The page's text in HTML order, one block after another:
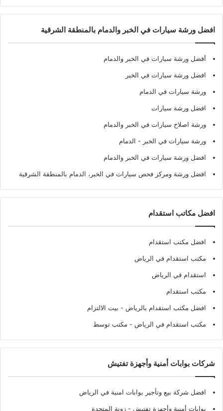
افضل ورشة سيارات في الخبر والدمام بالمنطقة الشرقية
أفضل ورشة سيارات في الخبر والدمام
افضل ورشة سيارات في الخبر
ورشة سيارات في الدمام
افضل ورشة سيارات
ورشة اصلاح سيارات في الخبر والدمام
ورشة سيارات في الخبر - الدمام
افضل ورشة سيارات في الخبر والدمام
افضل ورشة ومركز فحص سيارات في الخبر، الدمام بالمنطقة الشرقية
افضل مكاتب استقدام
افضل مكتب استقدام
مكتب استقدام في الرياض
استقدام في الرياض
مكتب استقدام
افضل مكتب استقدام بالرياض - بيت الالتزام
مكتب استقدام في الرياض - مكتب توسط
شركات بوابات أمنية وأجهزة تفتيش
افضل شركة بيع وتأجير بوابات امنية في الرياض
بوابات أمنية وأجهزة تفتيش - زونة المتحدة